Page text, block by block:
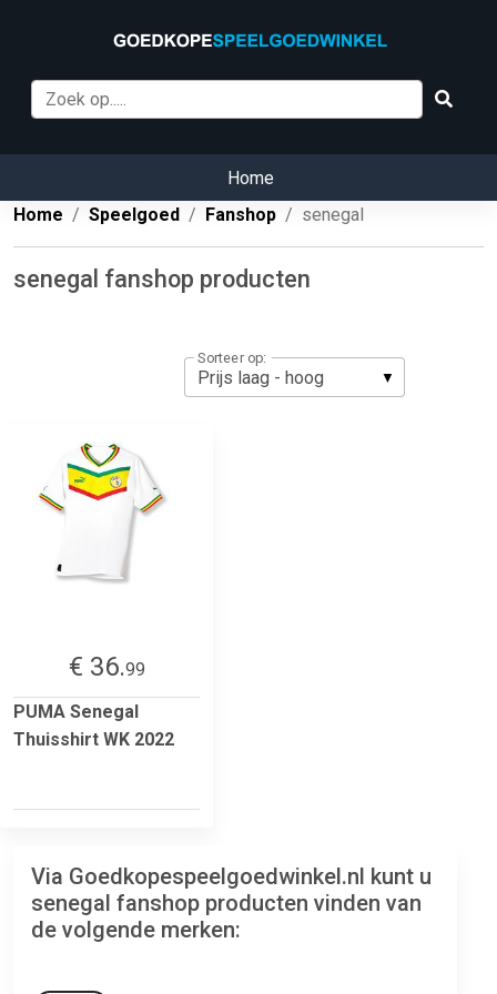
Home
Home
Speelgoed Fanshop senegal
senegal fanshop producten
Sorteer op:
€ 36.99
PUMA Senegal
Thuisshirt WK 2022
Via Goedkopespeelgoedwinkel.nl kunt u
senegal fanshop producten vinden van
de volgende merken: